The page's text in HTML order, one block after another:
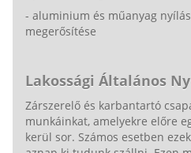
- aluminium és műanyag
megerősítése
Lakossági Általános
Zárszerelő és karbantartó
munkáinkat, amelyekre előre
kerül sor. Számos esetben